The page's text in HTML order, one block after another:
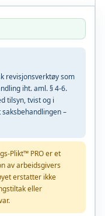
revisjonsverktøy som
iht. aml. § 4-6.
tilsyn, tvist og i
–
Plikt™ PRO er et
av arbeidsgivers
erstatter ikke
eller